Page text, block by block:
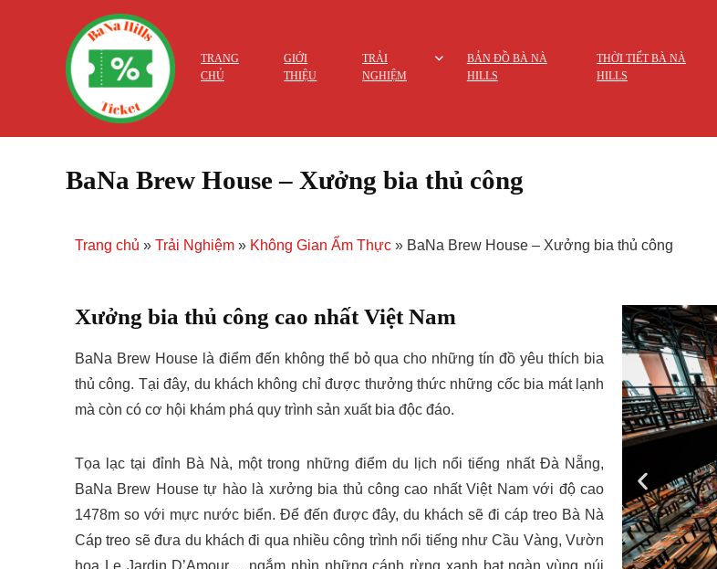
TRANG
CHỦ
GIỚI
THIỆU
TRẢI
NGHIỆM
BẢN ĐỒ BÀ NÀ
HILLS
THỜI TIẾT BÀ NÀ
HILLS
BaNa Brew House – Xưởng bia thủ công
Trang chủ » Trải Nghiệm » Không Gian Ẩm Thực » BaNa Brew House – Xưởng bia thủ công
Xưởng bia thủ công cao nhất Việt Nam
BaNa Brew House là điểm đến không thể bỏ qua cho những tín đồ yêu thích bia
thủ công. Tại đây, du khách không chỉ được thưởng thức những cốc bia mát lạnh
mà còn có cơ hội khám phá quy trình sản xuất bia độc đáo.
Tọa lạc tại đỉnh Bà Nà, một trong những điểm du lịch nổi tiếng nhất Đà Nẵng,
BaNa Brew House tự hào là xưởng bia thủ công cao nhất Việt Nam với độ cao
1478m so với mực nước biển. Để đến được đây, du khách sẽ đi cáp treo Bà Nà
Cáp treo sẽ đưa du khách đi qua nhiều công trình nổi tiếng như Cầu Vàng, Vườn
hoa Le Jardin D’Amour… ngắm nhìn những cánh rừng xanh bạt ngàn vùng núi